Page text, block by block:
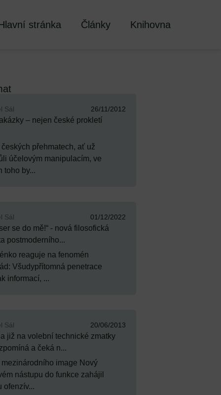
stránka Články Knihovna
Sál 26/11/2012
– nejen české prokletí
přehmatech, ať už
účelovým manipulacím, ve
toho by...
Sál 01/12/2022
se do mě!“ - nová filosofická
postmoderního...
reaguje na fenomén
Všudypřítomná penetrace
informací, ...
Sál 20/06/2013
již na volební technické zmatky
a čeká n...
image Nový
nástupu do funkce zahájil
ofenzív...